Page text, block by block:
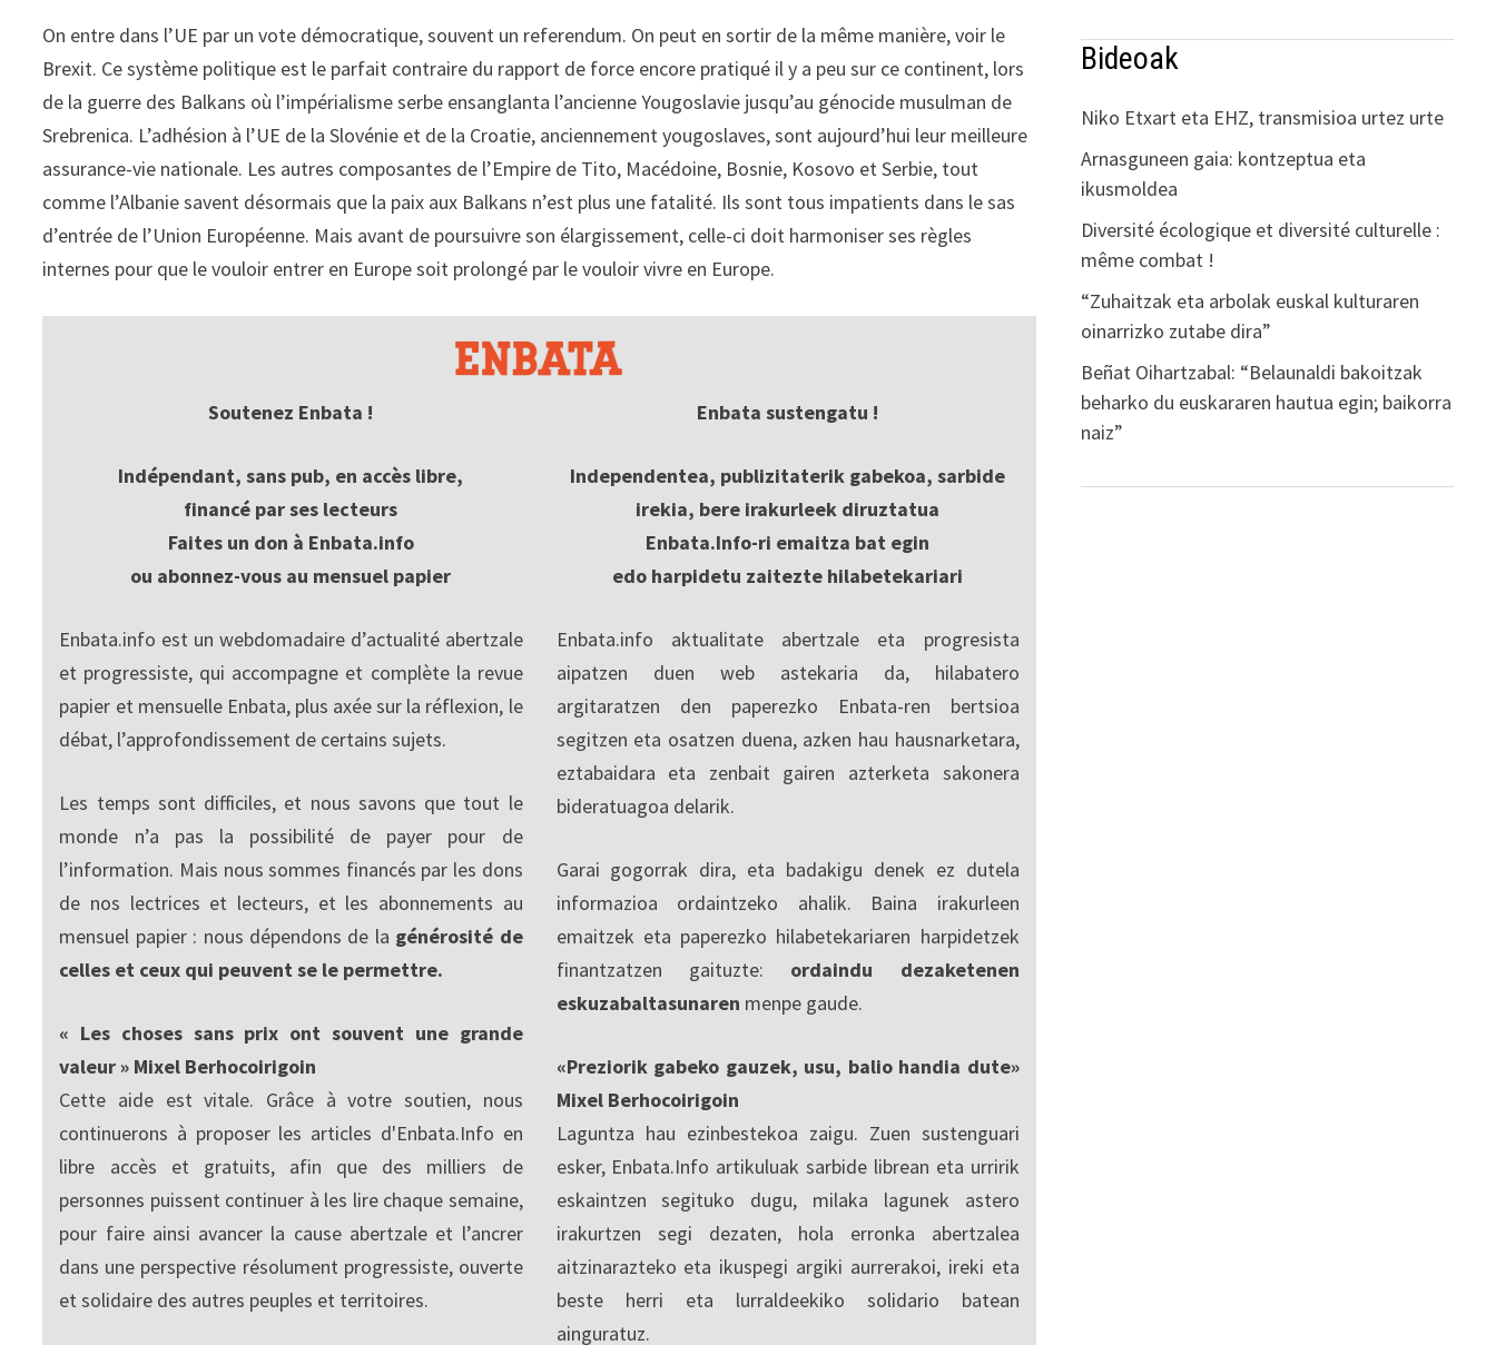
On entre dans l’UE par un vote démocratique, souvent un referendum. On peut en sortir de la même manière, voir le
Brexit. Ce système politique est le parfait contraire du rapport de force encore pratiqué il y a peu sur ce continent, lors
de la guerre des Balkans où l’impérialisme serbe ensanglanta l’ancienne Yougoslavie jusqu’au génocide musulman de
Srebrenica. L’adhésion à l’UE de la Slovénie et de la Croatie, anciennement yougoslaves, sont aujourd’hui leur meilleure
assurance-vie nationale. Les autres composantes de l’Empire de Tito, Macédoine, Bosnie, Kosovo et Serbie, tout
comme l’Albanie savent désormais que la paix aux Balkans n’est plus une fatalité. Ils sont tous impatients dans le sas
d’entrée de l’Union Européenne. Mais avant de poursuivre son élargissement, celle-ci doit harmoniser ses règles
internes pour que le vouloir entrer en Europe soit prolongé par le vouloir vivre en Europe.
Soutenez Enbata !
Indépendant, sans pub, en accès libre,
financé par ses lecteurs
Faites un don à Enbata.info
ou abonnez-vous au mensuel papier
Enbata.info est un webdomadaire d’actualité abertzale
et progressiste, qui accompagne et complète la revue
papier et mensuelle Enbata, plus axée sur la réflexion, le
débat, l’approfondissement de certains sujets.
Les temps sont difficiles, et nous savons que tout le
monde n’a pas la possibilité de payer pour de
l’information. Mais nous sommes financés par les dons
de nos lectrices et lecteurs, et les abonnements au
mensuel papier : nous dépendons de la générosité de
celles et ceux qui peuvent se le permettre.
« Les choses sans prix ont souvent une grande
valeur » Mixel Berhocoirigoin
Cette aide est vitale. Grâce à votre soutien, nous
continuerons à proposer les articles d'Enbata.Info en
libre accès et gratuits, afin que des milliers de
personnes puissent continuer à les lire chaque semaine,
pour faire ainsi avancer la cause abertzale et l’ancrer
dans une perspective résolument progressiste, ouverte
et solidaire des autres peuples et territoires.
Enbata sustengatu !
Independentea, publizitaterik gabekoa, sarbide
irekia, bere irakurleek diruztatua
Enbata.Info-ri emaitza bat egin
edo harpidetu zaitezte hilabetekariari
Enbata.info aktualitate abertzale eta progresista
aipatzen duen web astekaria da, hilabatero
argitaratzen den paperezko Enbata-ren bertsioa
segitzen eta osatzen duena, azken hau hausnarketara,
eztabaidara eta zenbait gairen azterketa sakonera
bideratuagoa delarik.
Garai gogorrak dira, eta badakigu denek ez dutela
informazioa ordaintzeko ahalik. Baina irakurleen
emaitzek eta paperezko hilabetekariaren harpidetzek
finantzatzen gaituzte: ordaindu dezaketenen
eskuzabaltasunaren menpe gaude.
«Preziorik gabeko gauzek, usu, balio handia dute»
Mixel Berhocoirigoin
Laguntza hau ezinbestekoa zaigu. Zuen sustenguari
esker, Enbata.Info artikuluak sarbide librean eta urririk
eskaintzen segituko dugu, milaka lagunek astero
irakurtzen segi dezaten, hola erronka abertzalea
aitzinarazteko eta ikuspegi argiki aurrerakoi, ireki eta
beste herri eta lurraldeekiko solidario batean
ainguratuz.
Bideoak
Niko Etxart eta EHZ, transmisioa urtez urte
Arnasguneen gaia: kontzeptua eta
ikusmoldea
Diversité écologique et diversité culturelle :
même combat !
“Zuhaitzak eta arbolak euskal kulturaren
oinarrizko zutabe dira”
Beñat Oihartzabal: “Belaunaldi bakoitzak
beharko du euskararen hautua egin; baikorra
naiz”